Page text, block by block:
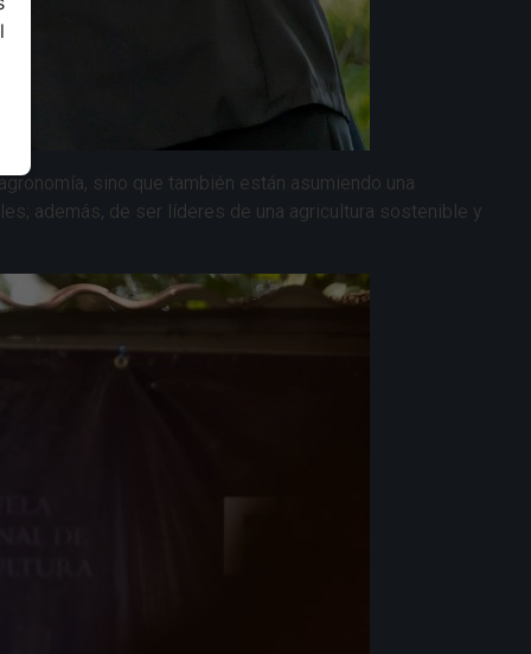
sino que también están asumiendo una
además, de ser líderes de una agricultura sostenible y